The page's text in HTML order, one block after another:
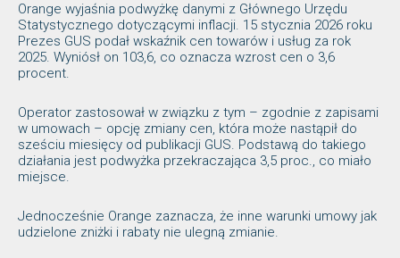
Orange wyjaśnia podwyżkę danymi z Głównego Urzędu
Statystycznego dotyczącymi inflacji. 15 stycznia 2026 roku
Prezes GUS podał wskaźnik cen towarów i usług za rok
2025. Wyniósł on 103,6, co oznacza wzrost cen o 3,6
procent.
Operator zastosował w związku z tym – zgodnie z zapisami
w umowach – opcję zmiany cen, która może nastąpił do
sześciu miesięcy od publikacji GUS. Podstawą do takiego
działania jest podwyżka przekraczająca 3,5 proc., co miało
miejsce.
Jednocześnie Orange zaznacza, że inne warunki umowy jak
udzielone zniżki i rabaty nie ulegną zmianie.